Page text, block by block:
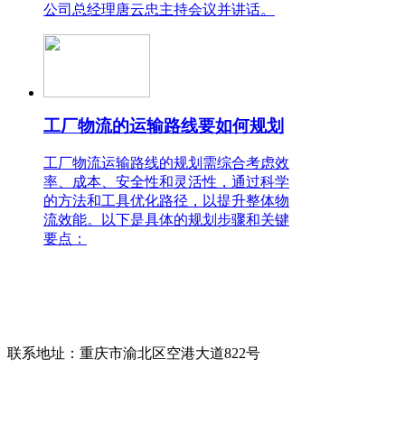
公司总经理唐云忠主持会议并讲话。
工厂物流的运输路线要如何规划
工厂物流运输路线的规划需综合考虑效
率、成本、安全性和灵活性，通过科学
的方法和工具优化路径，以提升整体物
流效能。以下是具体的规划步骤和关键
要点：
联系地址： 重庆市渝北区空港大道822号